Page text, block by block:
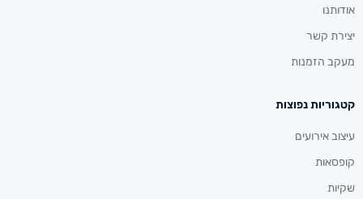
אודותנו
יצירת קשר
מעקב הזמנות
קטגוריות נפוצות
עיצוב אירועים
קופסאות
שקיות